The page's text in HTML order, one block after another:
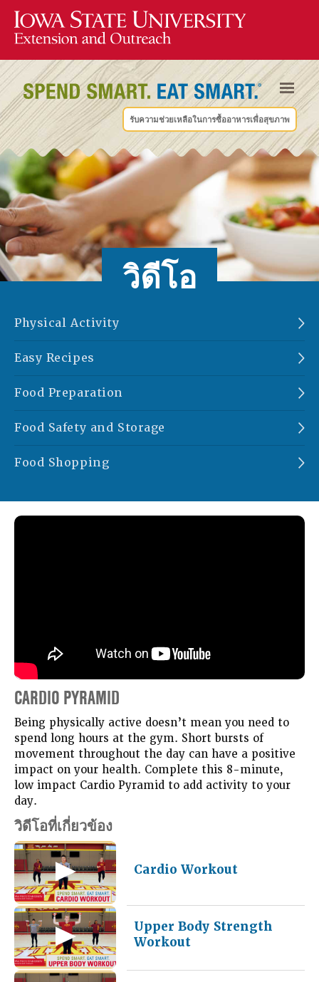
รับความช่วยเหลือในการซื้ออาหารเพื่อสุขภาพ
วิดีโอ
Physical Activity
Easy Recipes
Food Preparation
Food Safety and Storage
Food Shopping
CARDIO PYRAMID
Being physically active doesn’t mean you need to
spend long hours at the gym. Short bursts of
movement throughout the day can have a positive
impact on your health. Complete this 8-minute,
low impact Cardio Pyramid to add activity to your
day.
วิดีโอที่เกี่ยวข้อง
Cardio Workout
Upper Body Strength
Workout